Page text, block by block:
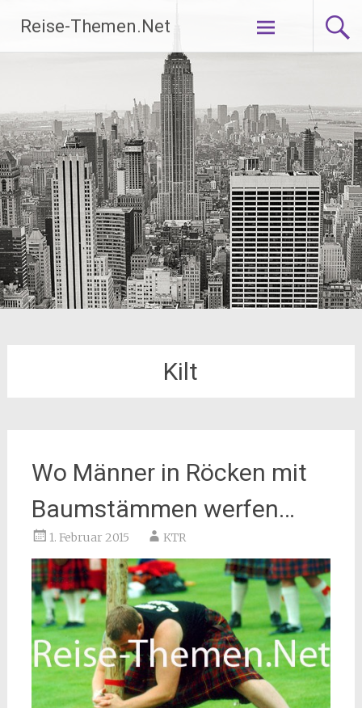
Inhalt
springen
Reise-Themen.Net
Kilt
Wo Männer in Röcken mit
Baumstämmen werfen…
1. Februar 2015 KTR